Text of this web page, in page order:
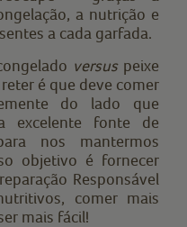
a nutrição e
a cada garfada.
versuspeixe
é que deve comer
do lado que
excelente fonte de
nos mantermos
objetivo é fornecer
Responsável
comer mais
mais fácil!